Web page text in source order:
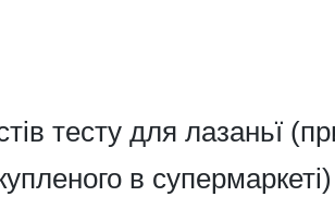
тесту для лазаньї
в супермаркеті)